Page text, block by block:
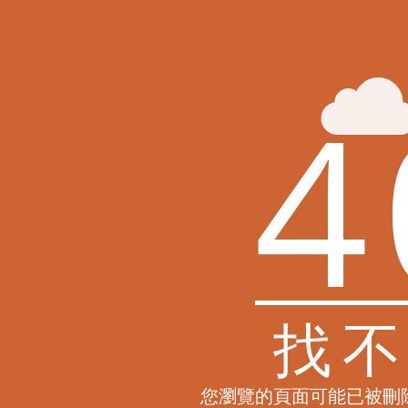
找
您瀏覽的頁面可能已被